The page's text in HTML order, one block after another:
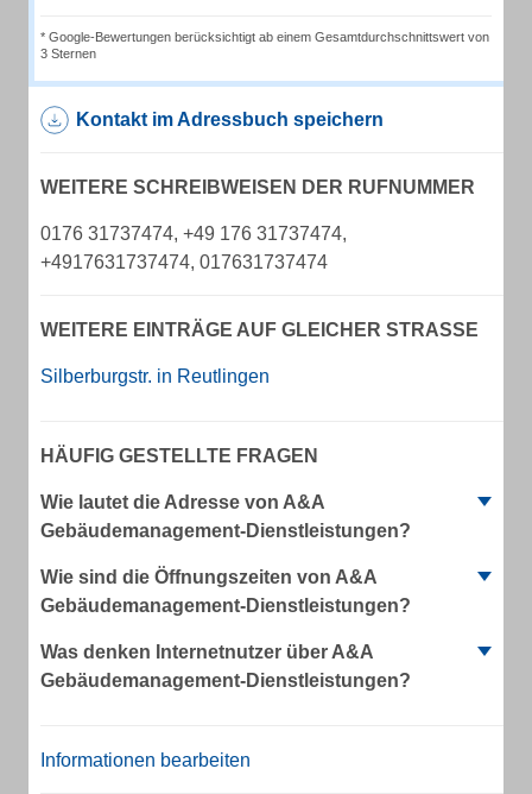
* Google-Bewertungen berücksichtigt ab einem Gesamtdurchschnittswert von
3 Sternen
Kontakt im Adressbuch speichern
WEITERE SCHREIBWEISEN DER RUFNUMMER
0176 31737474, +49 176 31737474,
+4917631737474, 017631737474
WEITERE EINTRÄGE AUF GLEICHER STRASSE
Silberburgstr. in Reutlingen
HÄUFIG GESTELLTE FRAGEN
Wie lautet die Adresse von A&A
Gebäudemanagement-Dienstleistungen?
Wie sind die Öffnungszeiten von A&A
Gebäudemanagement-Dienstleistungen?
Was denken Internetnutzer über A&A
Gebäudemanagement-Dienstleistungen?
Informationen bearbeiten